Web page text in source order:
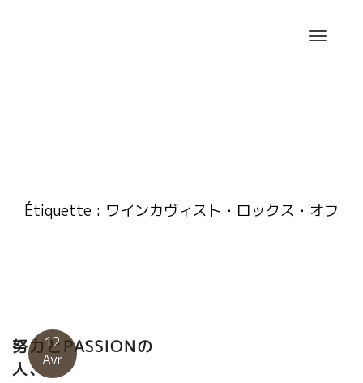
Étiquette : ワインカヴィスト・ロックス・オフ
12
Avr
努力とPASSIONの
人、